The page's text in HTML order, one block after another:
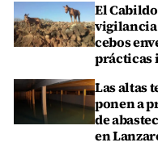
El
vigilancia
cebos
prácticas
Las altas
ponen a
de
en